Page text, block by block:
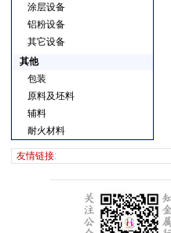
涂层设备
铝粉设备
其它设备
其他
包装
原料及坯料
辅料
耐火材料
友情链接: